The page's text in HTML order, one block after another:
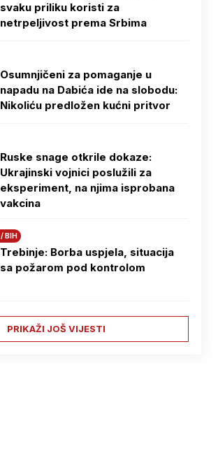
svaku priliku koristi za
netrpeljivost prema Srbima
Osumnjičeni za pomaganje u
napadu na Dabića ide na slobodu:
Nikoliću predložen kućni pritvor
Ruske snage otkrile dokaze:
Ukrajinski vojnici poslužili za
eksperiment, na njima isprobana
vakcina
BIH
Trebinje: Borba uspjela, situacija
sa požarom pod kontrolom
PRIKAŽI JOŠ VIJESTI